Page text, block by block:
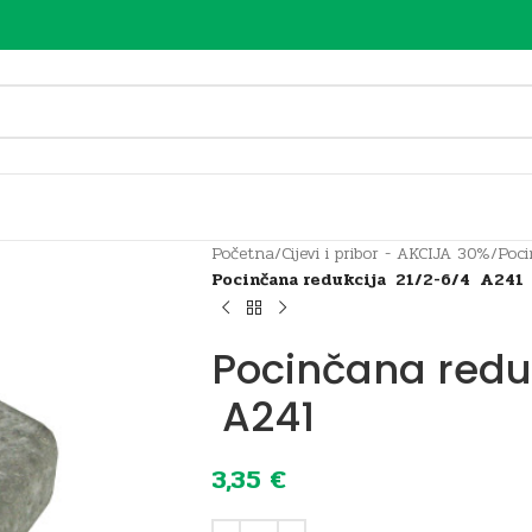
Početna/Cijevi i pribor - AKCIJA 30%/
Pocinčana redukcija 21/2-6/4 A241
Pocinčana
A241
3,35 €